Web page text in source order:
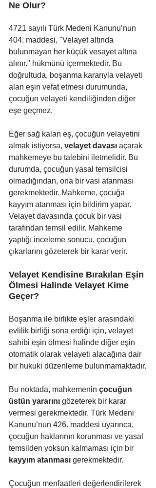
Ne Olur?
4721 sayılı Türk Medeni Kanunu’nun
404. maddesi, "Velayet altında
bulunmayan her küçük vesayet altına
alınır." hükmünü içermektedir. Bu
doğrultuda, boşanma kararıyla velayeti
alan eşin vefat etmesi durumunda,
çocuğun velayeti kendiliğinden diğer
eşe geçmez.
Eğer sağ kalan eş, çocuğun velayetini
almak istiyorsa, velayet davası açarak
mahkemeye bu talebini iletmelidir. Bu
durumda, çocuğun yasal temsilcisi
olmadığından, ona bir vasi atanması
gerekmektedir. Mahkeme, çocuğa
kayyım atanması için bildirim yapar.
Velayet davasında çocuk bir vasi
tarafından temsil edilir. Mahkeme
yaptığı inceleme sonucu, çocuğun
çıkarlarını gözeterek bir karar verir.
Velayet Kendisine Bırakılan Eşin
Ölmesi Halinde Velayet Kime
Geçer?
Boşanma ile birlikte eşler arasındaki
evlilik birliği sona erdiği için, velayet
sahibi eşin ölmesi halinde diğer eşin
otomatik olarak velayeti alacağına dair
bir hukuki düzenleme bulunmamaktadır.
Bu noktada, mahkemenin çocuğun
üstün yararını gözeterek bir karar
vermesi gerekmektedir. Türk Medeni
Kanunu’nun 426. maddesi uyarınca,
çocuğun haklarının korunması ve yasal
temsilden yoksun kalmaması için bir
kayyım atanması gerekmektedir.
Çocuğun menfaatleri değerlendirilerek